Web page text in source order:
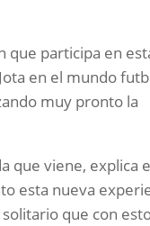
participa en
en el mundo
muy pronto la
que viene, explica
esta nueva
que con